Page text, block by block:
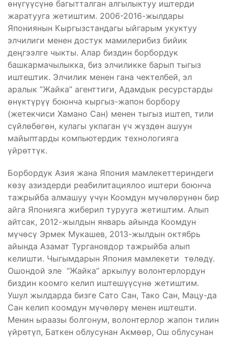
өнүгүүсүнө багытталган алгылыктуу иштерди
жаратууга жетиштим. 2006-2016-жылдары
Япониянын Кыргызстандагы ыйгарым укуктуу
элчилиги менен достук мамилерибиз бийик
деңгээлге чыкты. Алар биздин борбордук
башкармачылыкка, биз элчиликке барып тыгыз
иштештик. Элчилик менен гана чектелбей, эл
аралык ”Жайка” агенттиги, Адамдык ресурстарды
өнүктүрүү боюнча кыргыз-жапон борбору
(жетекчиси Хамано Сан) менен тыгыз иштеп, тили
сүйлөбөгөн, кулагы укпаган үч жүздөн ашуун
майыптарды компьютердик технологияга
үйрөттүк.
Борбордук Азия жана Япония мамлекеттериндеги
көзү азиздерди реабилитациялоо иштери боюнча
тажрыйба алмашуу үчүн Коомдун мүчөлөрүнөн бир
айга Японияга жиберип турууга жетиштим. Алып
айтсак, 2012-жылдын январь айында Коомдун
мүчөсү Эрмек Мукашев, 2013-жылдын октябрь
айында Азамат Тургановдор тажрыйба алып
келишти. Чыгымдарын Япония мамлекети төлөдү.
Ошондой эле “Жайка” аркылуу волонтерлордун
биздин коомго келип иштешүүсүнө жетиштим.
Ушул жылдарда бизге Сато Сан, Тако Сан, Мацу-да
Сан келип коомдун мүчөлөрү менен иштешти.
Менин ыраазы болгонум, волонтерлор жапон тилин
үйрөтүп, Баткен облусунан Акмөөр, Ош облусунан